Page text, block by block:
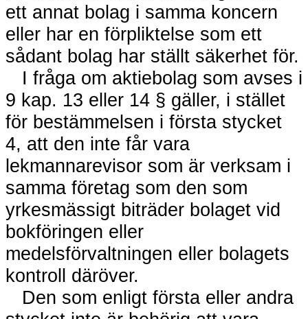
ett annat bolag i samma koncern
eller har en förpliktelse som ett
sådant bolag har ställt säkerhet för.
I fråga om aktiebolag som avses i
9 kap. 13 eller 14 § gäller, i stället
för bestämmelsen i första stycket
4, att den inte får vara
lekmannarevisor som är verksam i
samma företag som den som
yrkesmässigt biträder bolaget vid
bokföringen eller
medelsförvaltningen eller bolagets
kontroll däröver.
Den som enligt första eller andra